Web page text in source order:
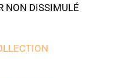
NON DISSIMULÉ